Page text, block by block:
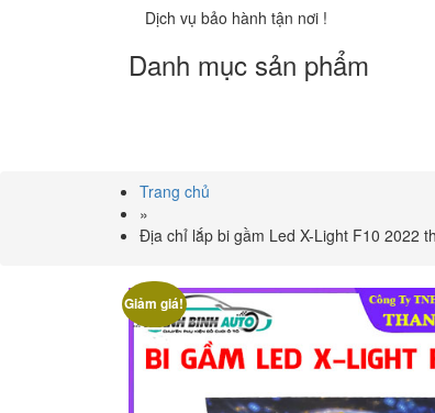
Dịch vụ bảo hành tận nơi !
Danh mục sản phẩm
Trang chủ
»
Địa chỉ lắp bi gầm Led X-Light F10 2022
Giảm giá!